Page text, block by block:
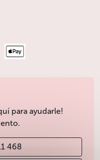
para ayudarle!
468